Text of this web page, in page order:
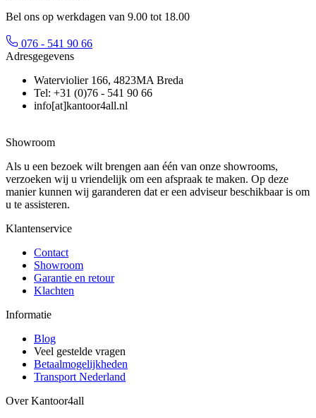
Bel ons op werkdagen van 9.00 tot 18.00
076 - 541 90 66
Adresgegevens
Waterviolier 166, 4823MA Breda
Tel: +31 (0)76 - 541 90 66
info[at]kantoor4all.nl
Showroom
Als u een bezoek wilt brengen aan één van onze showrooms,
verzoeken wij u vriendelijk om een afspraak te maken. Op deze
manier kunnen wij garanderen dat er een adviseur beschikbaar is om
u te assisteren.
Klantenservice
Contact
Showroom
Garantie en retour
Klachten
Informatie
Blog
Veel gestelde vragen
Betaalmogelijkheden
Transport Nederland
Over Kantoor4all